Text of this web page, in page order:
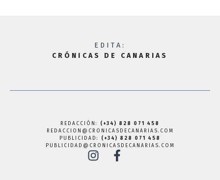
EDITA:
CRÓNICAS DE CANARIAS
REDACCIÓN: (+34) 828 071 458
REDACCION@CRONICASDECANARIAS.COM
PUBLICIDAD: (+34) 828 071 458
PUBLICIDAD@CRONICASDECANARIAS.COM